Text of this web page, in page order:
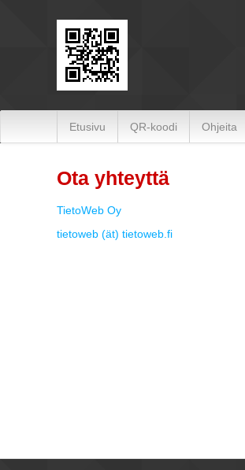
Etusivu QR-koodi Ohjeita
Ota yhteyttä
TietoWeb Oy
tietoweb (ät) tietoweb.fi